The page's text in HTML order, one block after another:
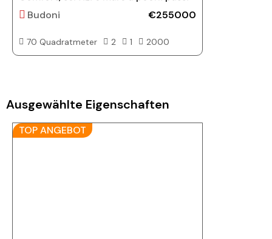
Budoni
€255000
70 Quadratmeter 2 1 2000
Ausgewählte Eigenschaften
TOP ANGEBOT